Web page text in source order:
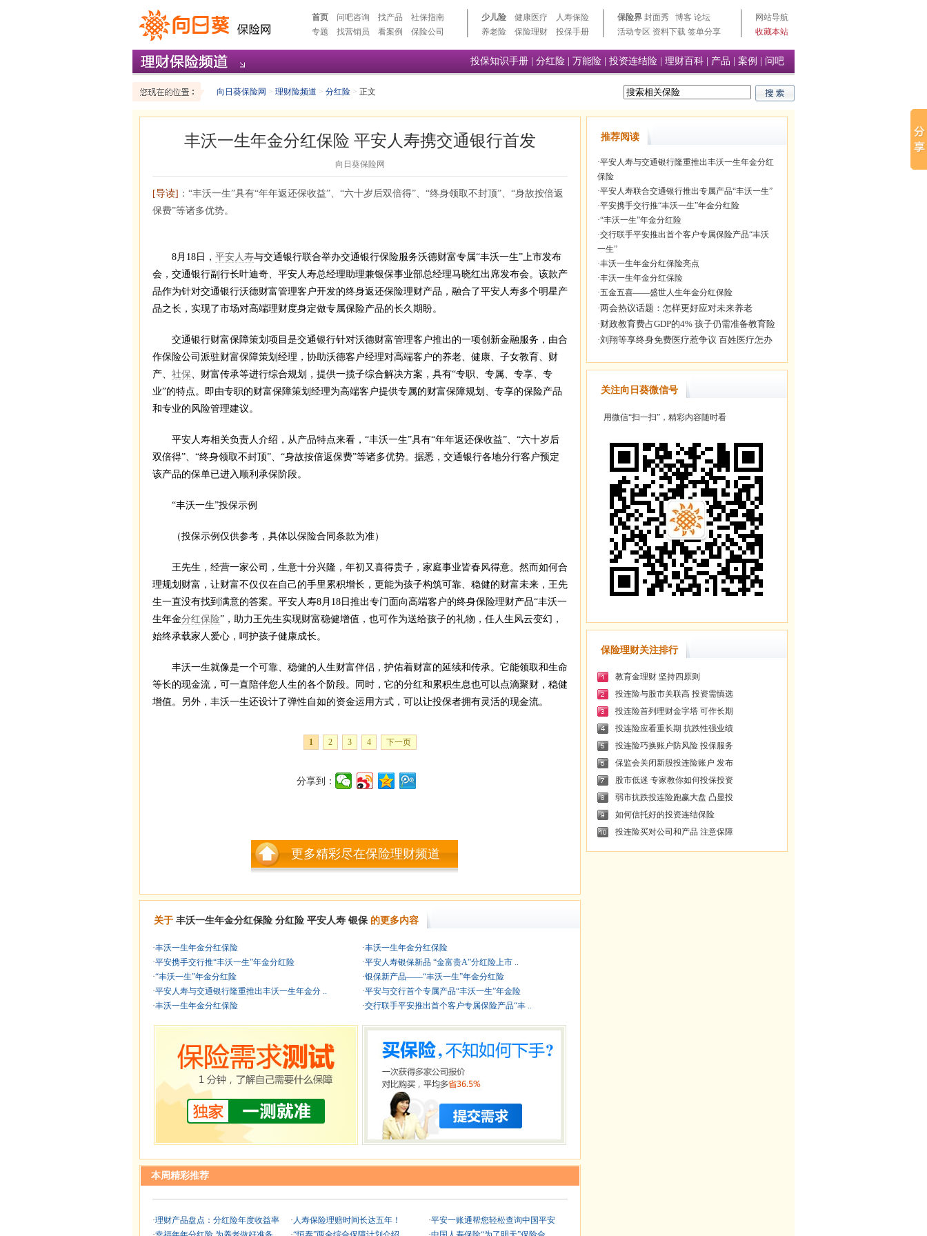
首页 问吧咨询 找产品
社保指南
专题
找营销员 看案例 保险公司
少儿险 健康医疗
人寿保险
养老险
保险理财 投保手册
保险界 封面秀 博客 论坛
活动专区 资料下载 签单分享
网站导航
收藏本站
投保知识手册 分红险 万能险 投资连结险 理财百科 产品 案例 问吧
向日葵保险网 > 理财险频道 > 分红险 > 正文
丰沃一生年金分红保险 平安人寿携交通银行首发
向日葵保险网
[导读] ：“丰沃一生”具有“年年返还保收益”、“六十岁后双倍得”、“终身领取不封顶”、“身故按倍返
保费”等诸多优势。
8月18日， 平安人寿与交通银行联合举办交通银行保险服务沃德财富专属“丰沃一生”上市发布
会，交通银行副行长叶迪奇、平安人寿总经理助理兼银保事业部总经理马晓红出席发布会。该款产
品作为针对交通银行沃德财富管理客户开发的终身返还保险理财产品，融合了平安人寿多个明星产
品之长，实现了市场对高端理财度身定做专属保险产品的长久期盼。
交通银行财富保障策划项目是交通银行针对沃德财富管理客户推出的一项创新金融服务，由合
作保险公司派驻财富保障策划经理，协助沃德客户经理对高端客户的养老、健康、子女教育、财
产、 社保、财富传承等进行综合规划，提供一揽子综合解决方案，具有“专职、专属、专享、专
业”的特点。即由专职的财富保障策划经理为高端客户提供专属的财富保障规划、专享的保险产品
和专业的风险管理建议。
平安人寿相关负责人介绍，从产品特点来看，“丰沃一生”具有“年年返还保收益”、“六十岁后
双倍得”、“终身领取不封顶”、“身故按倍返保费”等诸多优势。据悉，交通银行各地分行客户预定
该产品的保单已进入顺利承保阶段。
“丰沃一生”投保示例
（投保示例仅供参考，具体以保险合同条款为准）
王先生，经营一家公司，生意十分兴隆，年初又喜得贵子，家庭事业皆春风得意。然而如何合
理规划财富，让财富不仅仅在自己的手里累积增长，更能为孩子构筑可靠、稳健的财富未来，王先
生一直没有找到满意的答案。平安人寿8月18日推出专门面向高端客户的终身保险理财产品“丰沃一
生年金分红保险”，助力王先生实现财富稳健增值，也可作为送给孩子的礼物，任人生风云变幻，
始终承载家人爱心，呵护孩子健康成长。
丰沃一生就像是一个可靠、稳健的人生财富伴侣，护佑着财富的延续和传承。它能领取和生命
等长的现金流，可一直陪伴您人生的各个阶段。同时，它的分红和累积生息也可以点滴聚财，稳健
增值。另外，丰沃一生还设计了弹性自如的资金运用方式，可以让投保者拥有灵活的现金流。
1 2 3 4 下一页
分享到：
更多精彩尽在保险理财频道
关于 丰沃一生年金分红保险 分红险 平安人寿 银保 的更多内容
·丰沃一生年金分红保险
·平安携手交行推“丰沃一生”年金分红险
·“丰沃一生”年金分红险
·平安人寿与交通银行隆重推出丰沃一生年金分 ..
·丰沃一生年金分红保险
·丰沃一生年金分红保险
·平安人寿银保新品 “金富贵A”分红险上市 ..
·银保新产品——“丰沃一生”年金分红险
·平安与交行首个专属产品“丰沃一生”年金险
·交行联手平安推出首个客户专属保险产品“丰 ..
本周精彩推荐
·理财产品盘点：分红险年度收益率
· 人寿保险理赔时间长达五年！
·平安一账通帮您轻松查询中国平安
推荐阅读
·平安人寿与交通银行隆重推出丰沃一生年金分红
保险
·平安人寿联合交通银行推出专属产品“丰沃一生”
·平安携手交行推“丰沃一生”年金分红险
·“丰沃一生”年金分红险
·交行联手平安推出首个客户专属保险产品“丰沃
一生”
·丰沃一生年金分红保险亮点
·丰沃一生年金分红保险
·五金五喜——盛世人生年金分红保险
关注向日葵微信号
用微信“扫一扫”，精彩内容随时看
保险理财关注排行
教育金理财 坚持四原则
投连险与股市关联高 投资需慎选
投连险首列理财金字塔 可作长期
投连险应看重长期 抗跌性强业绩
投连险巧换账户防风险 投保服务
保监会关闭新股投连险账户 发布
股市低迷 专家教你如何投保投资
弱市抗跌投连险跑赢大盘 凸显投
如何信托好的投资连结保险
投连险买对公司和产品 注意保障